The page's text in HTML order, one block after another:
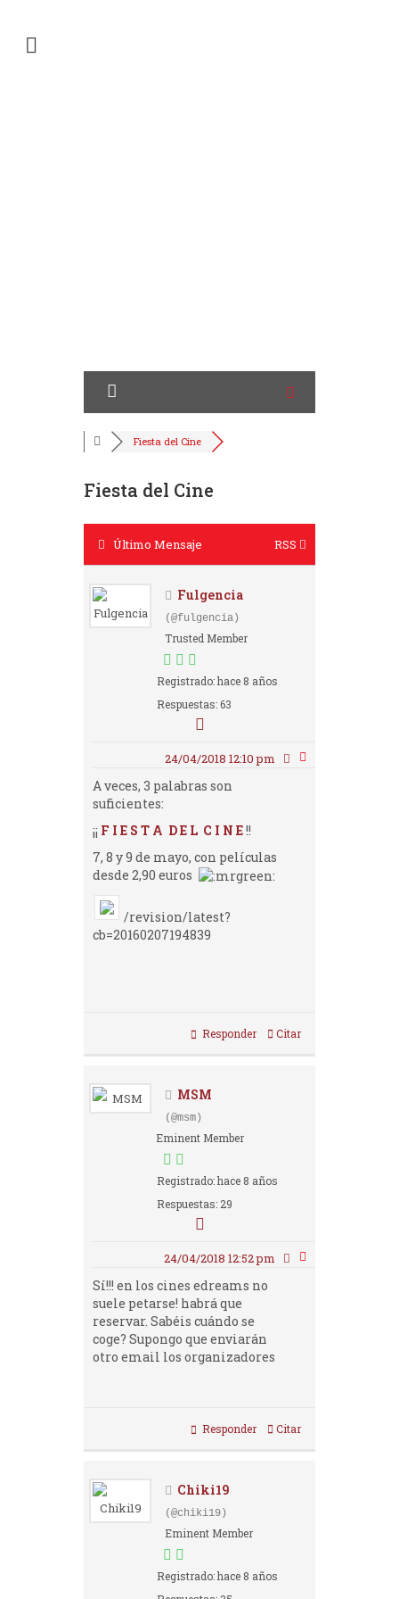
Fiesta del Cine
Fiesta del Cine
Último Mensaje RSS
Fulgencia
(@fulgencia)
Trusted Member
Registrado: hace 8 años
Respuestas: 63
24/04/2018 12:10 pm
A veces, 3 palabras son
suficientes:
¡¡ F I E S T A D E L C I N E!!
7, 8 y 9 de mayo, con películas
desde 2,90 euros
/revision/latest?
cb=20160207194839
Responder Citar
MSM
(@msm)
Eminent Member
Registrado: hace 8 años
Respuestas: 29
24/04/2018 12:52 pm
Sí!!! en los cines edreams no
suele petarse! habrá que
reservar. Sabéis cuándo se
coge? Supongo que enviarán
otro email los organizadores
Responder Citar
Chiki19
(@chiki19)
Eminent Member
Registrado: hace 8 años